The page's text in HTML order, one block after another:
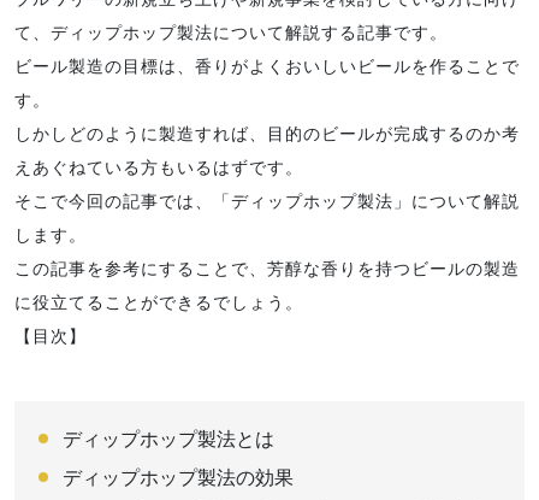
て、ディップホップ製法について解説する記事です。
ビール製造の目標は、香りがよくおいしいビールを作ることで
す。
しかしどのように製造すれば、目的のビールが完成するのか考
えあぐねている方もいるはずです。
そこで今回の記事では、「ディップホップ製法」について解説
します。
この記事を参考にすることで、芳醇な香りを持つビールの製造
に役立てることができるでしょう。
【目次】
ディップホップ製法とは
ディップホップ製法の効果